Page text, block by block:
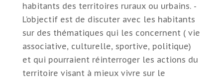
habitants des territoires ruraux ou urbains. -
L’objectif est de discuter avec les habitants
sur des thématiques qui les concernent ( vie
associative, culturelle, sportive, politique)
et qui pourraient réinterroger les actions du
territoire visant à mieux vivre sur le